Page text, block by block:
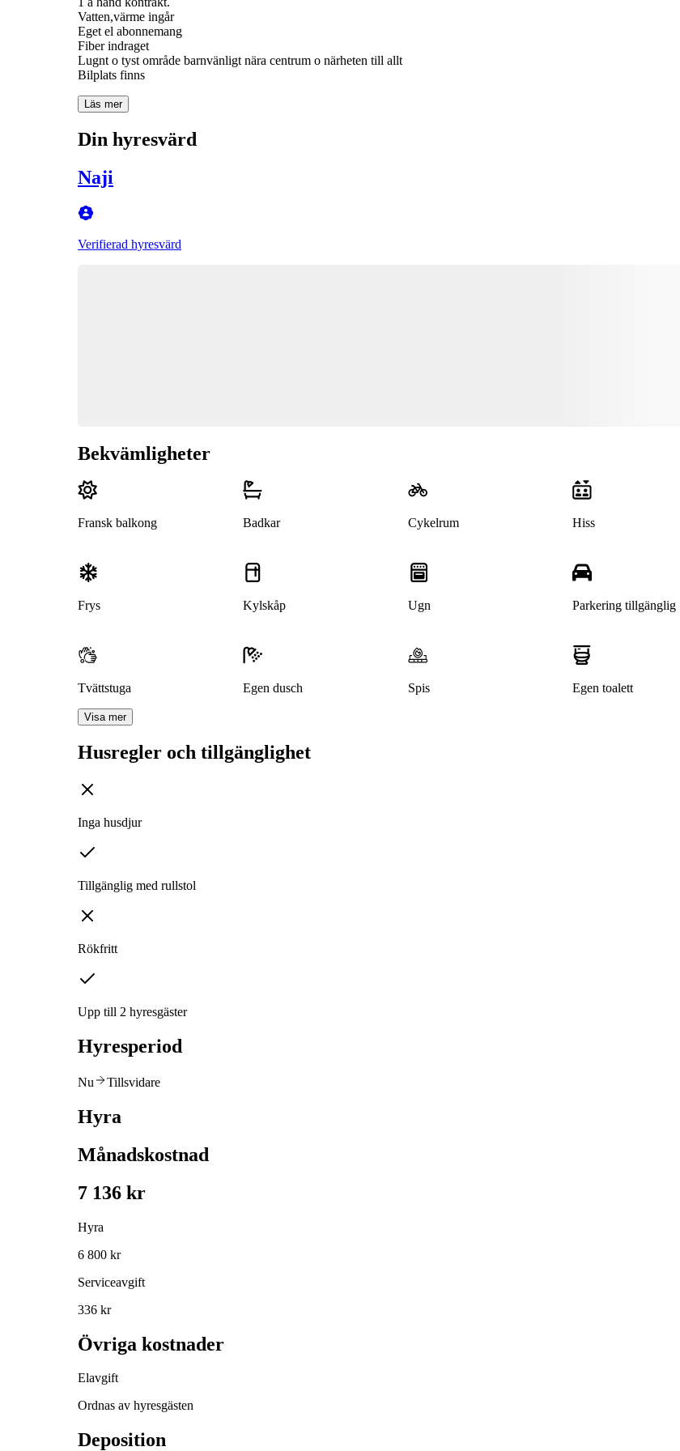
Vatten,värme ingår
Eget el abonnemang
Fiber indraget
Lugnt o tyst område barnvänligt nära centrum o närheten till allt
Bilplats finns
Läs mer
Din hyresvärd
Naji
Verifierad hyresvärd
Bekvämligheter
Fransk balkong Badkar Cykelrum Hiss
Frys Kylskåp Ugn Parkering tillgänglig
Tvättstuga Egen dusch Spis Egen toalett
Visa mer
Husregler och tillgänglighet
Inga husdjur
Tillgänglig med rullstol
Rökfritt
Upp till 2 hyresgäster
Hyresperiod
Nu Tillsvidare
Hyra
Månadskostnad
7 136 kr
Hyra
6 800 kr
Serviceavgift
336 kr
Övriga kostnader
Elavgift
Ordnas av hyresgästen
Deposition